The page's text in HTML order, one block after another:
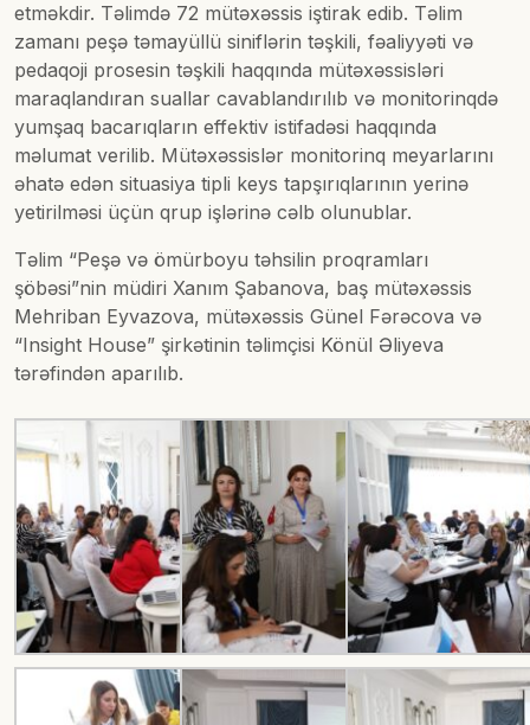
etməkdir. Təlimdə 72 mütəxəssis iştirak edib. Təlim
zamanı peşə təmayüllü siniflərin təşkili, fəaliyyəti və
pedaqoji prosesin təşkili haqqında mütəxəssisləri
maraqlandıran suallar cavablandırılıb və monitorinqdə
yumşaq bacarıqların effektiv istifadəsi haqqında
məlumat verilib. Mütəxəssislər monitorinq meyarlarını
əhatə edən situasiya tipli keys tapşırıqlarının yerinə
yetirilməsi üçün qrup işlərinə cəlb olunublar.
Təlim “Peşə və ömürboyu təhsilin proqramları
şöbəsi”nin müdiri Xanım Şabanova, baş mütəxəssis
Mehriban Eyvazova, mütəxəssis Günel Fərəcova və
“Insight House” şirkətinin təlimçisi Könül Əliyeva
tərəfindən aparılıb.